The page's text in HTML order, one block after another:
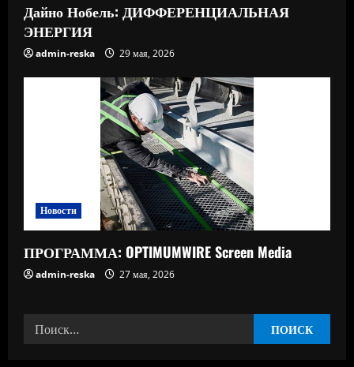
Дайно Нобель: ДИФФЕРЕНЦИАЛЬНАЯ
ЭНЕРГИЯ
admin-reska 29 мая, 2026
Новости
ПРОГРАММА: OPTIMUMWIRE Screen Media
admin-reska 27 мая, 2026
Найти: